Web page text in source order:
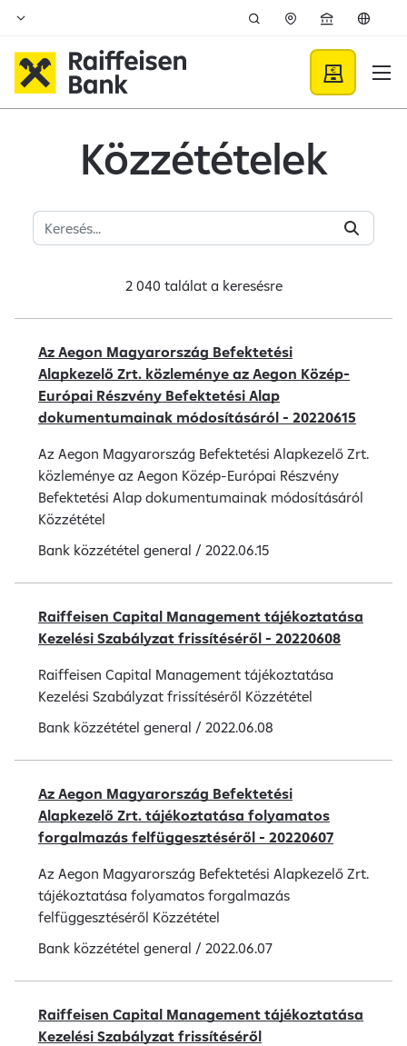
Ugrás a fő tartalomhoz
Közzétételek
2 040 találat a keresésre
Az Aegon Magyarország Befektetési
Alapkezelő Zrt. közleménye az Aegon Közép-
Európai Részvény Befektetési Alap
dokumentumainak módosításáról - 20220615
Az Aegon Magyarország Befektetési Alapkezelő Zrt.
közleménye az Aegon Közép-Európai Részvény
Befektetési Alap dokumentumainak módosításáról
Közzététel
Bank közzététel general / 2022.06.15
Raiffeisen Capital Management tájékoztatása
Kezelési Szabályzat frissítéséről - 20220608
Raiffeisen Capital Management tájékoztatása
Kezelési Szabályzat frissítéséről Közzététel
Bank közzététel general / 2022.06.08
Az Aegon Magyarország Befektetési
Alapkezelő Zrt. tájékoztatása folyamatos
forgalmazás felfüggesztéséről - 20220607
Az Aegon Magyarország Befektetési Alapkezelő Zrt.
tájékoztatása folyamatos forgalmazás
felfüggesztéséről Közzététel
Bank közzététel general / 2022.06.07
Raiffeisen Capital Management tájékoztatása
Kezelési Szabályzat frissítéséről